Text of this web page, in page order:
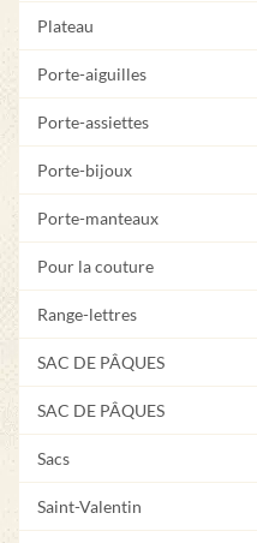
Plateau
Porte-aiguilles
Porte-assiettes
Porte-bijoux
Porte-manteaux
Pour la couture
Range-lettres
SAC DE PÂQUES
SAC DE PÂQUES
Sacs
Saint-Valentin